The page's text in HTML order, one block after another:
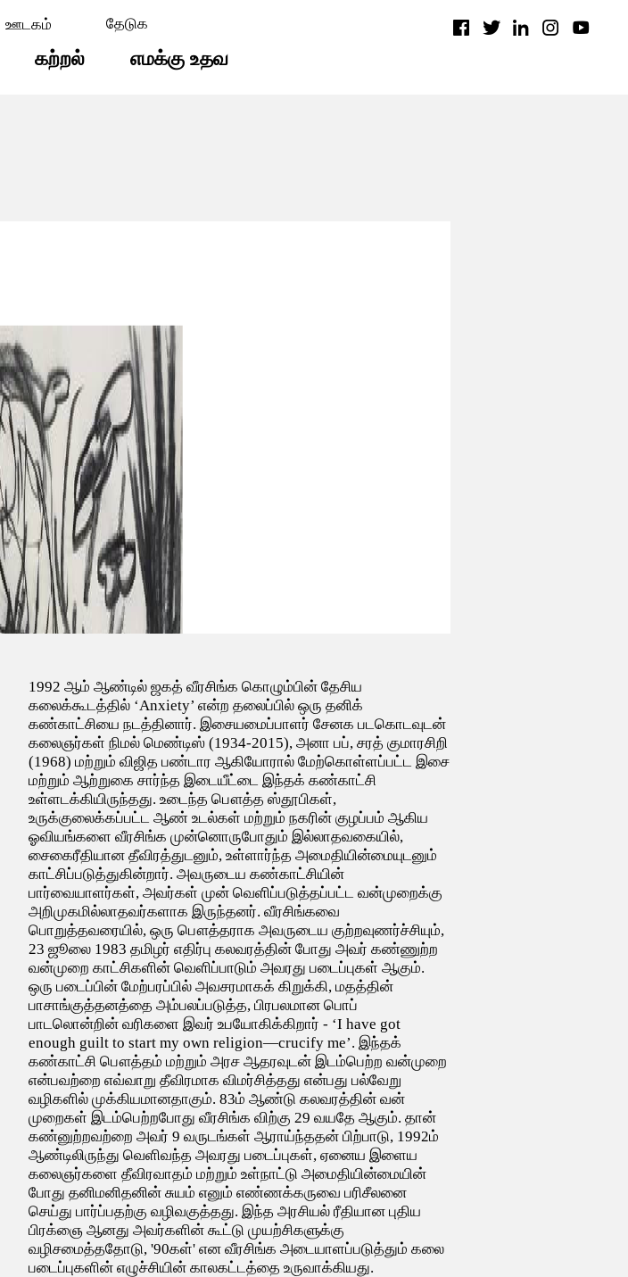
ஊடகம்
கற்றல் எமக்கு உதவ
1992 ஆம் ஆண்டில் ஜகத் வீரசிங்க கொழும்பின் தேசிய
கலைக்கூடத்தில் ‘Anxiety’ என்ற தலைப்பில் ஒரு தனிக்
கண்காட்சியை நடத்தினார். இசையமைப்பாளர் சேனக படகொடவுடன்
கலைஞர்கள் நிமல் மெண்டிஸ் (1934-2015), அனா பப், சரத் குமாரசிறி
(1968) மற்றும் விஜித பண்டார ஆகியோரால் மேற்கொள்ளப்பட்ட இசை
மற்றும் ஆற்றுகை சார்ந்த இடையீட்டை இந்தக் கண்காட்சி
உள்ளடக்கியிருந்தது. உடைந்த பௌத்த ஸ்தூபிகள்,
உருக்குலைக்கப்பட்ட ஆண் உடல்கள் மற்றும் நகரின் குழப்பம் ஆகிய
ஓவியங்களை வீரசிங்க முன்னொருபோதும் இல்லாதவகையில்,
சைகைரீதியான தீவிரத்துடனும், உள்ளார்ந்த அமைதியின்மையுடனும்
காட்சிப்படுத்துகின்றார். அவருடைய கண்காட்சியின்
பார்வையாளர்கள், அவர்கள் முன் வெளிப்படுத்தப்பட்ட வன்முறைக்கு
அறிமுகமில்லாதவர்களாக இருந்தனர். வீரசிங்கவை
பொறுத்தவரையில், ஒரு பௌத்தராக அவருடைய குற்றவுணர்ச்சியும்,
23 ஜூலை 1983 தமிழர் எதிர்பு கலவரத்தின் போது அவர் கண்ணுற்ற
வன்முறை காட்சிகளின் வெளிப்பாடும் அவரது படைப்புகள் ஆகும்.
ஒரு படைப்பின் மேற்பரப்பில் அவசரமாகக் கிறுக்கி, மதத்தின்
பாசாங்குத்தனத்தை அம்பலப்படுத்த, பிரபலமான பொப்
பாடலொன்றின் வரிகளை இவர் உபயோகிக்கிறார் - ‘I have got
enough guilt to start my own religion—crucify me’. இந்தக்
கண்காட்சி பௌத்தம் மற்றும் அரச ஆதரவுடன் இடம்பெற்ற வன்முறை
என்பவற்றை எவ்வாறு தீவிரமாக விமர்சித்தது என்பது பல்வேறு
வழிகளில் முக்கியமானதாகும். 83ம் ஆண்டு கலவரத்தின் வன்
முறைகள் இடம்பெற்றபோது வீரசிங்க விற்கு 29 வயதே ஆகும். தான்
கண்னுற்றவற்றை அவர் 9 வருடங்கள் ஆராய்ந்ததன் பிற்பாடு, 1992ம்
ஆண்டிலிருந்து வெளிவந்த அவரது படைப்புகள், ஏனைய இளைய
கலைஞர்களை தீவிரவாதம் மற்றும் உள்நாட்டு அமைதியின்மையின்
போது தனிமனிதனின் சுயம் எனும் எண்ணக்கருவை பரிசீலனை
செய்து பார்ப்பதற்கு வழிவகுத்தது. இந்த அரசியல் ரீதியான புதிய
பிரக்ஞை ஆனது அவர்களின் கூட்டு முயற்சிகளுக்கு
வழிசமைத்ததோடு, '90கள்' என வீரசிங்க அடையாளப்படுத்தும் கலை
படைப்புகளின் எழுச்சியின் காலகட்டத்தை உருவாக்கியது.